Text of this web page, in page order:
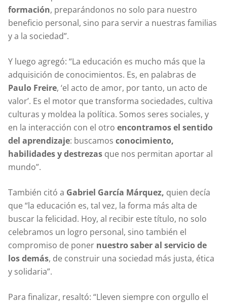
formación, preparándonos no solo para nuestro
beneficio personal, sino para servir a nuestras familias
y a la sociedad”.
Y luego agregó: “La educación es mucho más que la
adquisición de conocimientos. Es, en palabras de
Paulo Freire, ‘el acto de amor, por tanto, un acto de
valor’. Es el motor que transforma sociedades, cultiva
culturas y moldea la política. Somos seres sociales, y
en la interacción con el otro encontramos el sentido
del aprendizaje: buscamos conocimiento,
habilidades y destrezas que nos permitan aportar al
mundo”.
También citó a Gabriel García Márquez, quien decía
que “la educación es, tal vez, la forma más alta de
buscar la felicidad. Hoy, al recibir este título, no solo
celebramos un logro personal, sino también el
compromiso de poner nuestro saber al servicio de
los demás, de construir una sociedad más justa, ética
y solidaria”.
Para finalizar, resaltó: “Lleven siempre con orgullo el